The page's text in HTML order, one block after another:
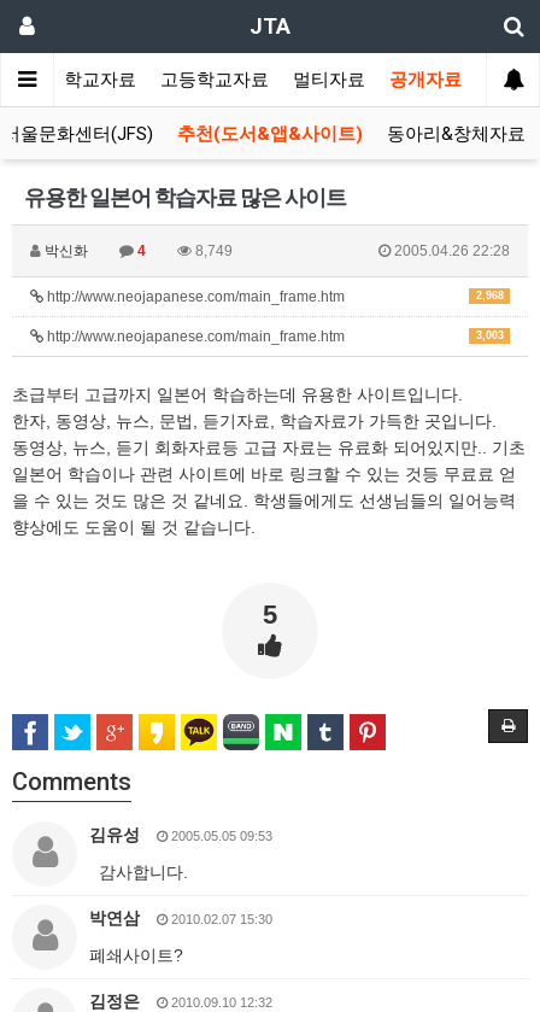
JTA
방 중학교자료 고등학교자료 멀티자료 공개자료
울문화센터(JFS) 추천(도서&앱&사이트) 동아리&창체자료
유용한 일본어 학습자료 많은 사이트
박신화 4 8,749 2005.04.26 22:28
2,968
http://www.neojapanese.com/main_frame.htm
3,003
http://www.neojapanese.com/main_frame.htm
초급부터 고급까지 일본어 학습하는데 유용한 사이트입니다.
한자, 동영상, 뉴스, 문법, 듣기자료, 학습자료가 가득한 곳입니다.
동영상, 뉴스, 듣기 회화자료등 고급 자료는 유료화 되어있지만.. 기초
일본어 학습이나 관련 사이트에 바로 링크할 수 있는 것등 무료료 얻
을 수 있는 것도 많은 것 같네요. 학생들에게도 선생님들의 일어능력
향상에도 도움이 될 것 같습니다.
5
Comments
김유성 2005.05.05 09:53
감사합니다.
박연삼 2010.02.07 15:30
폐쇄사이트?
김정은 2010.09.10 12:32